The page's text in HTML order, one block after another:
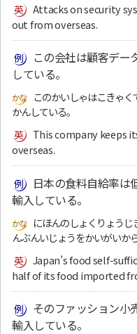
Attacks on security
out from overseas.
この会社は顧客デー
している。
このかいしゃはこきゃ
かんしている。
This company keeps
overseas.
日本の食料自給率は
輸入している。
にほんのしょくりょう
んぶんいじょうをかいがいか
Japan’s food self-
half of its food imported
そのファッション小
輸入している。